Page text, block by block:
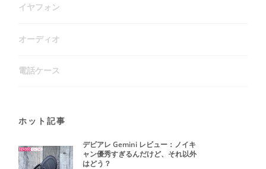
イヤフォン
オーディオ
電話ケース
ホット記事
デビアレ Gemini レビュー：ノイキ
ャン優秀すぎるんだけど、それ以外
はどう？